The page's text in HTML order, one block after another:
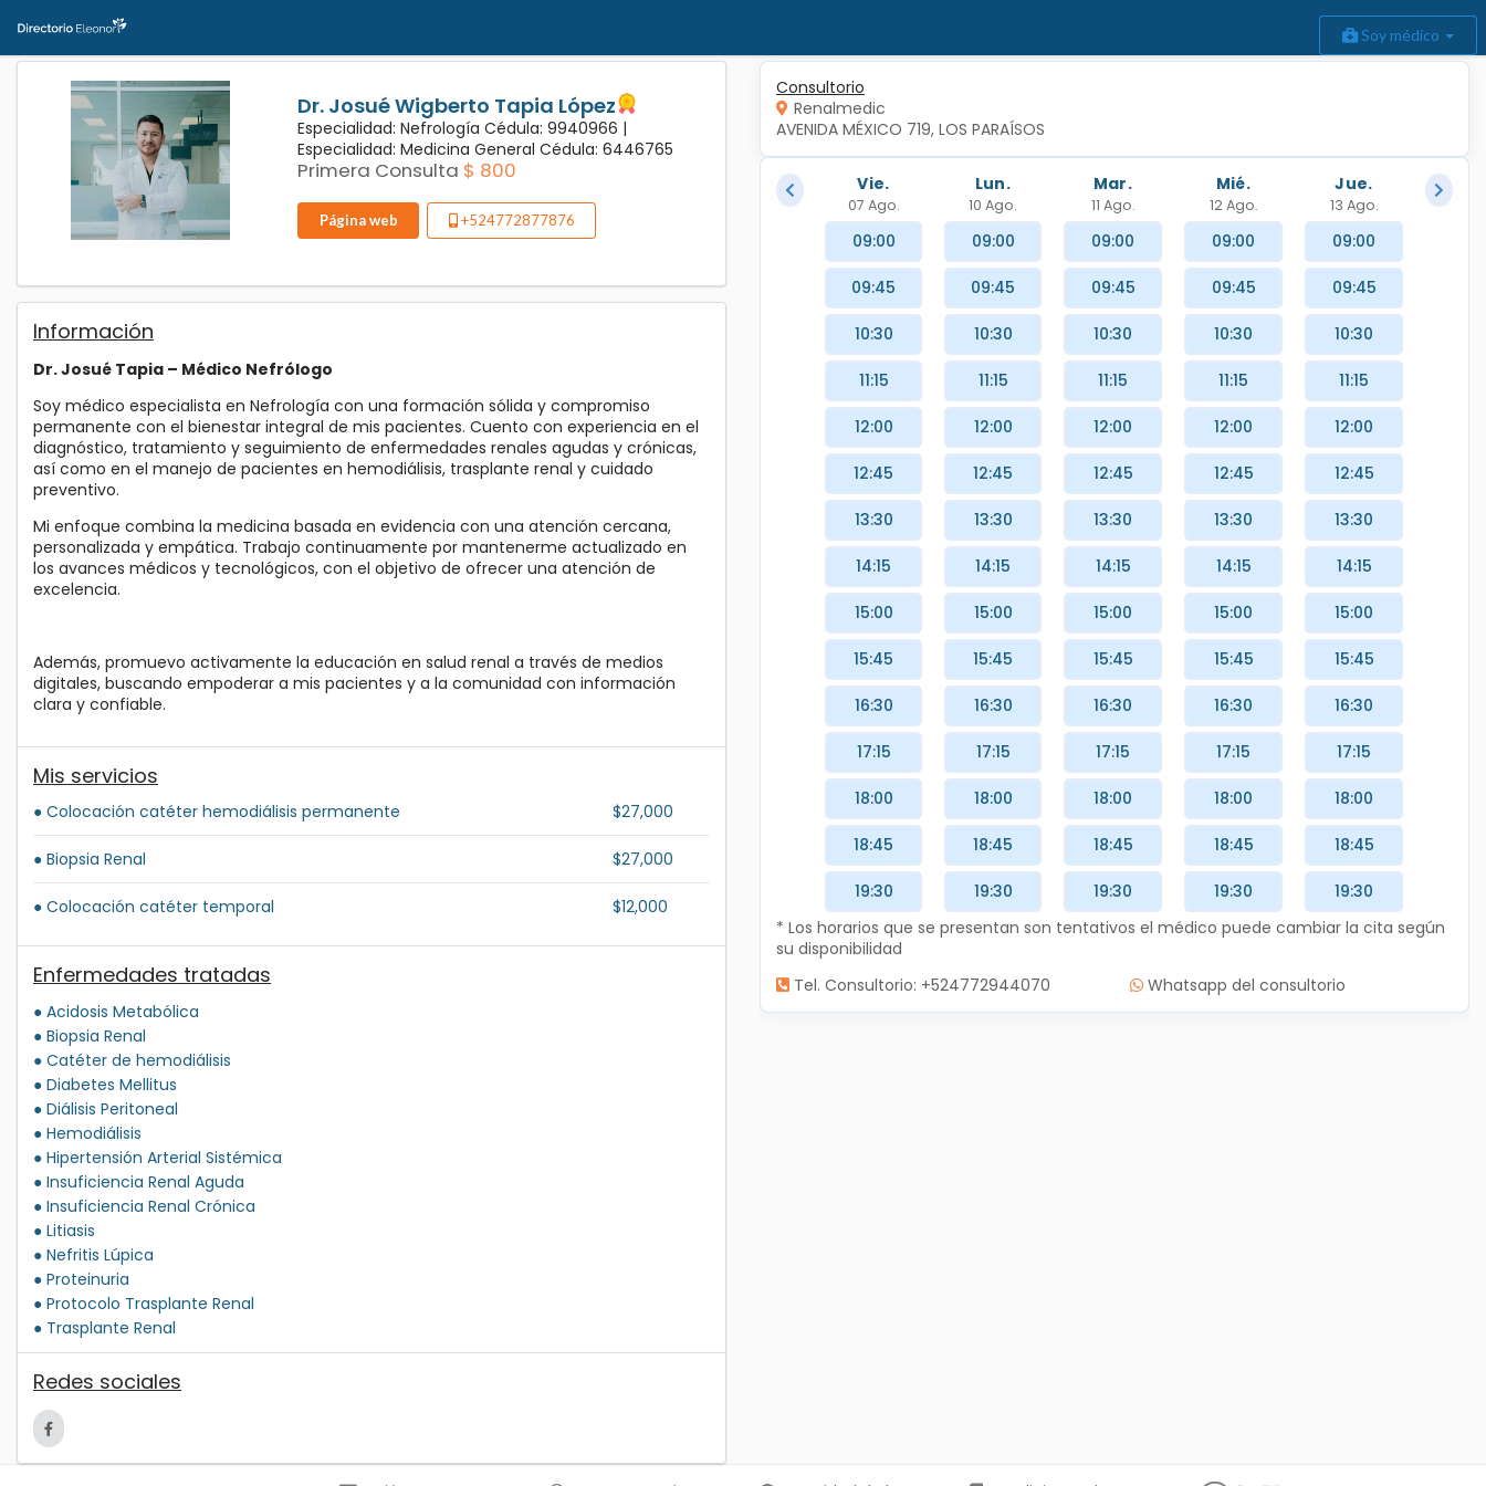
Soy médico
Consultorio
Renalmedic
AVENIDA MÉXICO 719, LOS PARAÍSOS
Vie.
07 Ago.
Lun.
10 Ago.
Mar.
11 Ago.
Mié.
12 Ago.
Jue.
13 Ago.
09:00
09:45
10:30
11:15
12:00
12:45
13:30
14:15
15:00
15:45
16:30
17:15
18:00
18:45
19:30
09:00
09:45
10:30
11:15
12:00
12:45
13:30
14:15
15:00
15:45
16:30
17:15
18:00
18:45
19:30
09:00
09:45
10:30
11:15
12:00
12:45
13:30
14:15
15:00
15:45
16:30
17:15
18:00
18:45
19:30
09:00
09:45
10:30
11:15
12:00
12:45
13:30
14:15
15:00
15:45
16:30
17:15
18:00
18:45
19:30
09:00
09:45
10:30
11:15
12:00
12:45
13:30
14:15
15:00
15:45
16:30
17:15
18:00
18:45
19:30
* Los horarios que se presentan son tentativos el médico puede cambiar la cita según
su disponibilidad
Tel. Consultorio: +524772944070
Whatsapp del consultorio
Dr. Josué Wigberto Tapia López
Especialidad: Nefrología Cédula: 9940966 |
Especialidad: Medicina General Cédula: 6446765
Primera Consulta $ 800
Página web +524772877876
Información
Dr. Josué Tapia – Médico Nefrólogo
Soy médico especialista en Nefrología con una formación sólida y compromiso
permanente con el bienestar integral de mis pacientes. Cuento con experiencia en el
diagnóstico, tratamiento y seguimiento de enfermedades renales agudas y crónicas,
así como en el manejo de pacientes en hemodiálisis, trasplante renal y cuidado
preventivo.
Mi enfoque combina la medicina basada en evidencia con una atención cercana,
personalizada y empática. Trabajo continuamente por mantenerme actualizado en
los avances médicos y tecnológicos, con el objetivo de ofrecer una atención de
excelencia.
Además, promuevo activamente la educación en salud renal a través de medios
digitales, buscando empoderar a mis pacientes y a la comunidad con información
clara y confiable.
Mis servicios
● Colocación catéter hemodiálisis permanente $27,000
● Biopsia Renal $27,000
● Colocación catéter temporal $12,000
Enfermedades tratadas
● Acidosis Metabólica
● Biopsia Renal
● Catéter de hemodiálisis
● Diabetes Mellitus
● Diálisis Peritoneal
● Hemodiálisis
● Hipertensión Arterial Sistémica
● Insuficiencia Renal Aguda
● Insuficiencia Renal Crónica
● Litiasis
● Nefritis Lúpica
● Proteinuria
● Protocolo Trasplante Renal
● Trasplante Renal
Redes sociales